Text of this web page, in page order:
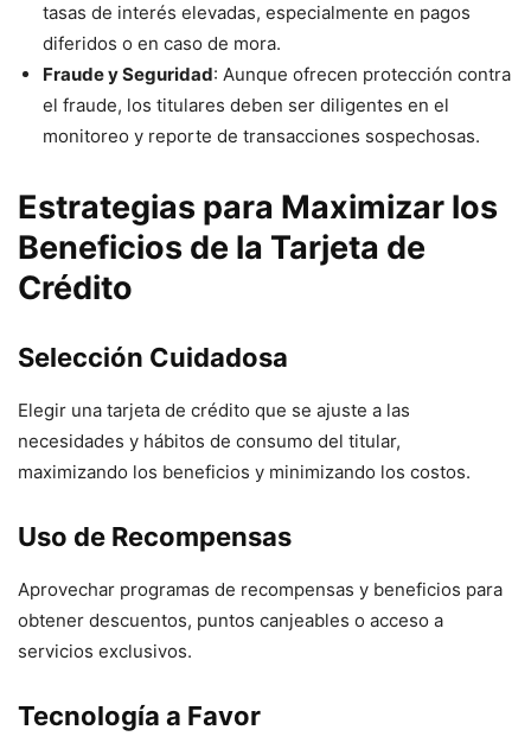
tasas de interés elevadas, especialmente en pagos
diferidos o en caso de mora.
Fraude y Seguridad: Aunque ofrecen protección contra
el fraude, los titulares deben ser diligentes en el
monitoreo y reporte de transacciones sospechosas.
Estrategias para Maximizar los
Beneficios de la Tarjeta de
Crédito
Selección Cuidadosa
Elegir una tarjeta de crédito que se ajuste a las
necesidades y hábitos de consumo del titular,
maximizando los beneficios y minimizando los costos.
Uso de Recompensas
Aprovechar programas de recompensas y beneficios para
obtener descuentos, puntos canjeables o acceso a
servicios exclusivos.
Tecnología a Favor